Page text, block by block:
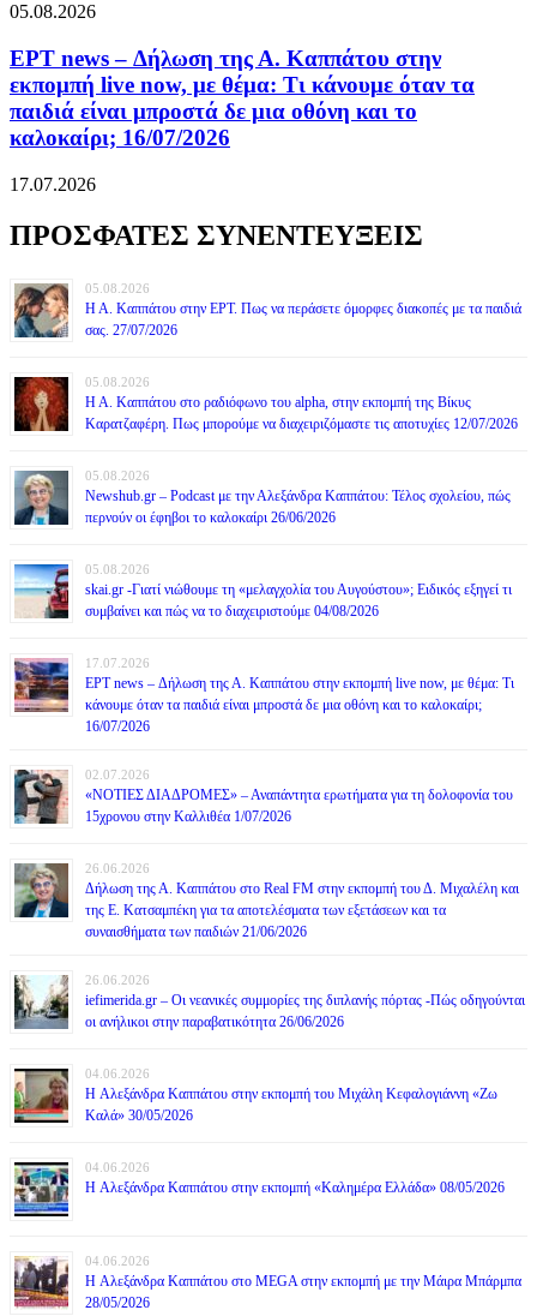
05.08.2026
ΕΡΤ news – Δήλωση της Α. Καππάτου στην
εκπομπή live now, με θέμα: Τι κάνουμε όταν τα
παιδιά είναι μπροστά δε μια οθόνη και το
καλοκαίρι; 16/07/2026
17.07.2026
ΠΡΟΣΦΑΤΕΣ ΣΥΝΕΝΤΕΥΞΕΙΣ
05.08.2026
Η Α. Καππάτου στην ΕΡΤ. Πως να περάσετε όμορφες διακοπές με τα παιδιά
σας. 27/07/2026
05.08.2026
Η Α. Καππάτου στο ραδιόφωνο του alpha, στην εκπομπή της Βίκυς
Καρατζαφέρη. Πως μπορούμε να διαχειριζόμαστε τις αποτυχίες 12/07/2026
05.08.2026
Newshub.gr – Podcast με την Αλεξάνδρα Καππάτου: Τέλος σχολείου, πώς
περνούν οι έφηβοι το καλοκαίρι 26/06/2026
05.08.2026
skai.gr -Γιατί νιώθουμε τη «μελαγχολία του Αυγούστου»; Ειδικός εξηγεί τι
συμβαίνει και πώς να το διαχειριστούμε 04/08/2026
17.07.2026
ΕΡΤ news – Δήλωση της Α. Καππάτου στην εκπομπή live now, με θέμα: Τι
κάνουμε όταν τα παιδιά είναι μπροστά δε μια οθόνη και το καλοκαίρι;
16/07/2026
02.07.2026
«ΝΟΤΙΕΣ ΔΙΑΔΡΟΜΕΣ» – Αναπάντητα ερωτήματα για τη δολοφονία του
15χρονου στην Καλλιθέα 1/07/2026
26.06.2026
Δήλωση της Α. Καππάτου στο Real FM στην εκπομπή του Δ. Μιχαλέλη και
της Ε. Κατσαμπέκη για τα αποτελέσματα των εξετάσεων και τα
συναισθήματα των παιδιών 21/06/2026
26.06.2026
iefimerida.gr – Οι νεανικές συμμορίες της διπλανής πόρτας -Πώς οδηγούνται
οι ανήλικοι στην παραβατικότητα 26/06/2026
04.06.2026
H Αλεξάνδρα Καππάτου στην εκπομπή του Μιχάλη Κεφαλογιάννη «Ζω
Καλά» 30/05/2026
04.06.2026
H Αλεξάνδρα Καππάτου στην εκπομπή «Καλημέρα Ελλάδα» 08/05/2026
04.06.2026
H Αλεξάνδρα Καππάτου στο MEGA στην εκπομπή με την Μάιρα Mπάρμπα
28/05/2026